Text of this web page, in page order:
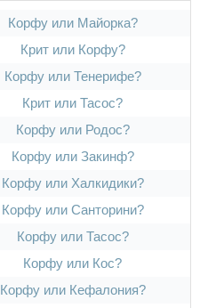
Корфу или Майорка?
Крит или Корфу?
Корфу или Тенерифе?
Крит или Тасос?
Корфу или Родос?
Корфу или Закинф?
Корфу или Халкидики?
Корфу или Санторини?
Корфу или Тасос?
Корфу или Кос?
Корфу или Кефалония?